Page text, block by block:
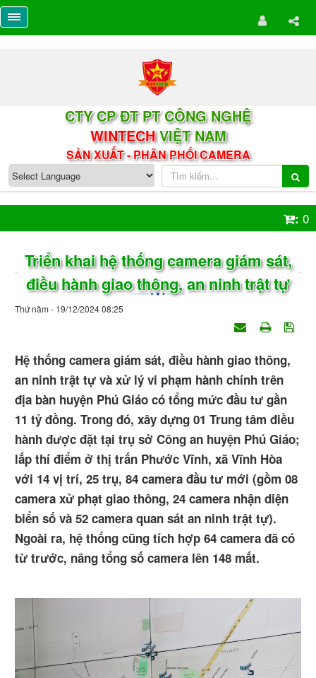
CTY CP ĐT PT CÔNG NGHỆ
WINTECHVIỆT NAM
SẢN XUẤT - PHÂN PHỐI CAMERA
: 0
Triển khai hệ thống camera giám sát,
điều hành giao thông, an ninh trật tự
Thứ năm - 19/12/2024 08:25
Hệ thống camera giám sát, điều hành giao thông,
an ninh trật tự và xử lý vi phạm hành chính trên
địa bàn huyện Phú Giáo có tổng mức đầu tư gần
11 tỷ đồng. Trong đó, xây dựng 01 Trung tâm điều
hành được đặt tại trụ sở Công an huyện Phú Giáo;
lắp thí điểm ở thị trấn Phước Vĩnh, xã Vĩnh Hòa
với 14 vị trí, 25 trụ, 84 camera đầu tư mới (gồm 08
camera xử phạt giao thông, 24 camera nhận diện
biển số và 52 camera quan sát an ninh trật tự).
Ngoài ra, hệ thống cũng tích hợp 64 camera đã có
từ trước, nâng tổng số camera lên 148 mắt.